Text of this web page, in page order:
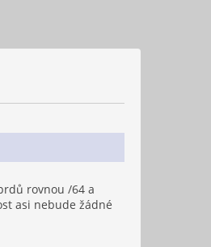
rovnou /64 a
asi nebude žádné